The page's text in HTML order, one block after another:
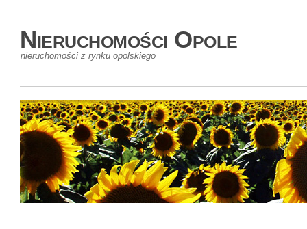
Nieruchomości Opole
nieruchomości z rynku opolskiego